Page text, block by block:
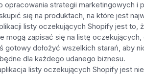
opracowania strategii marketingowych
się na produktach, na które jest
listy oczekujących Shopify jest
mogą zapisać się na listę
gotowy dołożyć wszelkich starań, aby
dla każdego udanego biznesu.
listy oczekujących Shopify jest